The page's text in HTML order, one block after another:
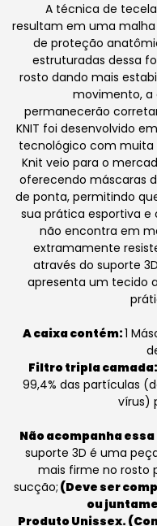
A técnica de
resultam em uma
de proteção
estruturadas dessa
rosto dando mais
movimento, a
permanecerão
KNIT foi desenvolvido
tecnológico com muita
Knit veio para o
oferecendo máscaras
de ponta, permitindo
sua prática esportiva
não encontra em
extramamente
através do suporte
apresenta um tecido
A caixa contém:1
Filtro tripla camada:
99,4% das partículas
vírus)
Não acompanha
suporte 3D é uma
mais firme no rosto
sucção; (Deve ser
ou
Produto Unissex.